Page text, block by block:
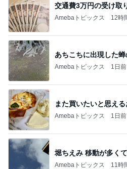
交通費3万円の受け取
Amebaトピックス 12時
あちこちに出現した
Amebaトピックス 1日前
また買いたいと思える
Amebaトピックス 1日前
堀ちえみ 移動が多く
Amebaトピックス 11時